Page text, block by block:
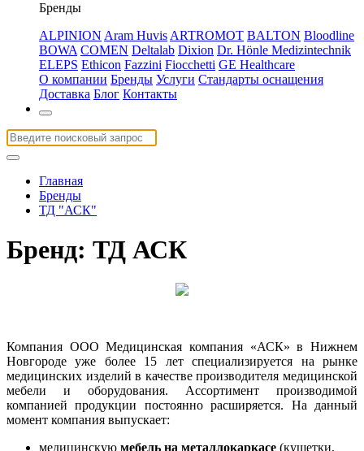
Бренды
ALPINION Aram Huvis ARTROMOT BALTON Bloodline
BOWA COMEN Deltalab Dixion Dr. Hönle Medizintechnik
ELEPS Ethicon Fazzini Fiocchetti GE Healthcare
О компании Бренды Услуги Стандарты оснащения
Доставка Блог Контакты
Главная
Бренды
ТД "АСК"
Бренд: ТД АСК
Компания ООО Медицинская компания «АСК» в Нижнем
Новгороде уже более 15 лет специализируется на рынке
медицинских изделий в качестве производителя медицинской
мебели и оборудования. Ассортимент производимой
компанией продукции постоянно расширяется. На данный
момент компания выпускает:
медицинскую мебель на металлокаркасе (кушетки,